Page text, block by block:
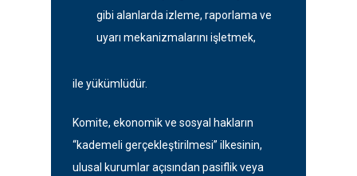
gibi alanlarda izleme, raporlama ve
uyarı mekanizmalarını işletmek,
ile yükümlüdür.
Komite, ekonomik ve sosyal hakların
“kademeli gerçekleştirilmesi” ilkesinin,
ulusal kurumlar açısından pasiflik veya